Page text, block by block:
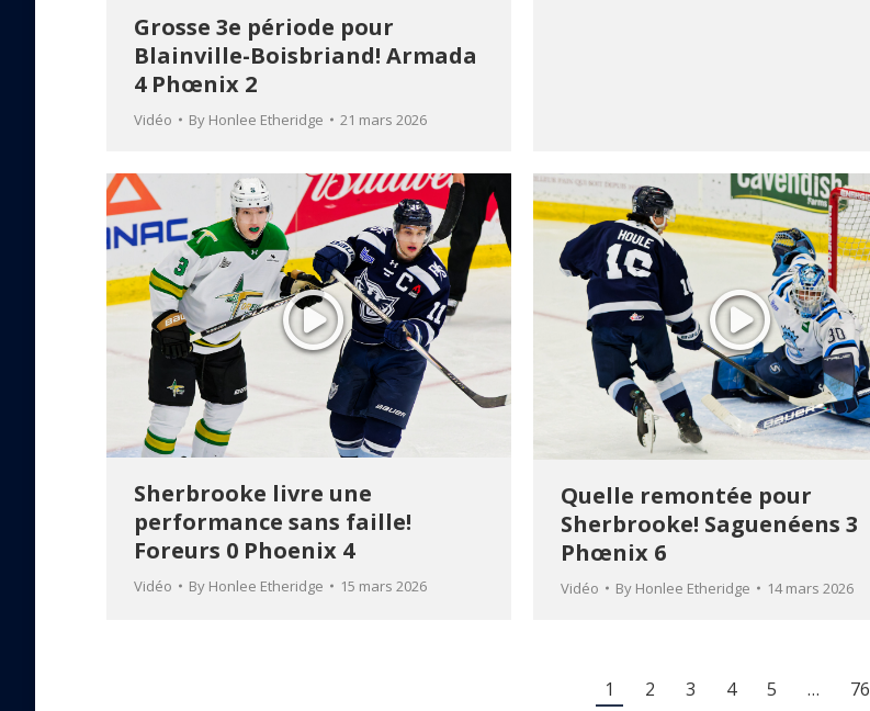
Grosse 3e période pour
Blainville-Boisbriand! Armada
4 Phœnix 2
Vidéo By Honlee Etheridge 21 mars 2026
Sherbrooke livre une
performance sans faille!
Foreurs 0 Phoenix 4
Vidéo By Honlee Etheridge 15 mars 2026
Quelle remontée pour
Sherbrooke! Saguenéens 3
Phœnix 6
Vidéo By Honlee Etheridge 14 mars 2026
1 2 3 4 5 … 76